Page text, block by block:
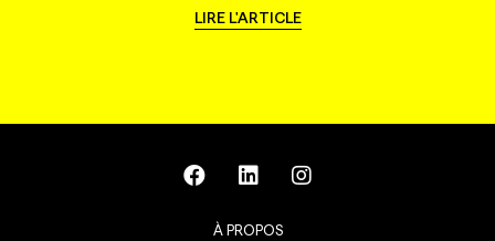
LIRE L'ARTICLE
À PROPOS